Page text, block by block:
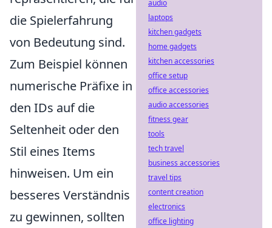
die Spielerfahrung
von Bedeutung sind.
Zum Beispiel können
numerische Präfixe in
den IDs auf die
Seltenheit oder den
Stil eines Items
hinweisen. Um ein
besseres Verständnis
zu gewinnen, sollten
audio
laptops
kitchen gadgets
home gadgets
kitchen accessories
office setup
office accessories
audio accessories
fitness gear
tools
tech travel
business accessories
travel tips
content creation
electronics
office lighting